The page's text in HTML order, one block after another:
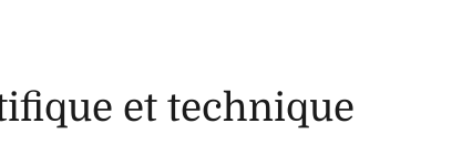
et technique